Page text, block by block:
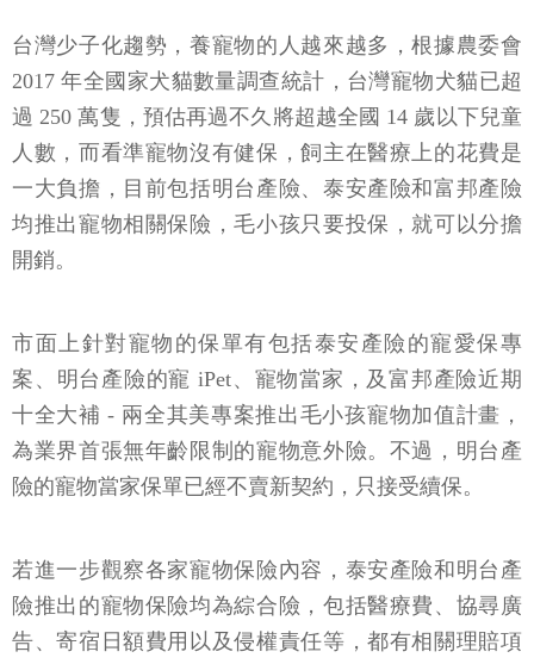
台灣少子化趨勢，養寵物的人越來越多，根據農委會
2017 年全國家犬貓數量調查統計，台灣寵物犬貓已超
過 250 萬隻，預估再過不久將超越全國 14 歲以下兒童
人數，而看準寵物沒有健保，飼主在醫療上的花費是
一大負擔，目前包括明台產險、泰安產險和富邦產險
均推出寵物相關保險，毛小孩只要投保，就可以分擔
開銷。
市面上針對寵物的保單有包括泰安產險的寵愛保專
案、明台產險的寵 iPet、寵物當家，及富邦產險近期
十全大補 - 兩全其美專案推出毛小孩寵物加值計畫，
為業界首張無年齡限制的寵物意外險。不過，明台產
險的寵物當家保單已經不賣新契約，只接受續保。
若進一步觀察各家寵物保險內容，泰安產險和明台產
險推出的寵物保險均為綜合險，包括醫療費、協尋廣
告、寄宿日額費用以及侵權責任等，都有相關理賠項